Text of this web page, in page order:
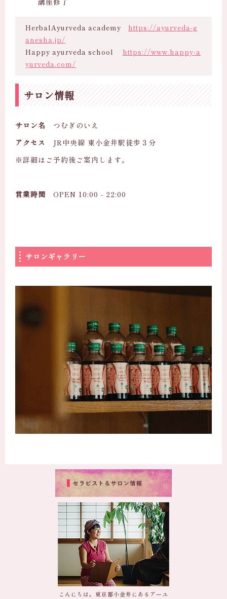
HerbalAyurveda academy https://ayurveda-g
anesha.jp/
Happy ayurveda school https://www.happy-a
yurveda.com/
サロン情報
サロン名 つむぎのいえ
アクセス
JR中央線 東小金井駅徒歩３分
※詳細はご予約後ご案内します。
営業時間 OPEN 10:00 - 22:00
サロンギャラリー
こんにちは。東京都小金井にあるアーユ